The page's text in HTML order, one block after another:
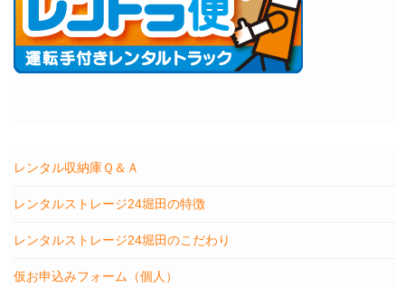
レンタル収納庫Ｑ＆Ａ
レンタルストレージ24堀田の特徴
レンタルストレージ24堀田のこだわり
仮お申込みフォーム（個人）